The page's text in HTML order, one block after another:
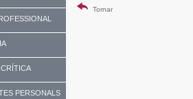
PERSONALS
Tornar